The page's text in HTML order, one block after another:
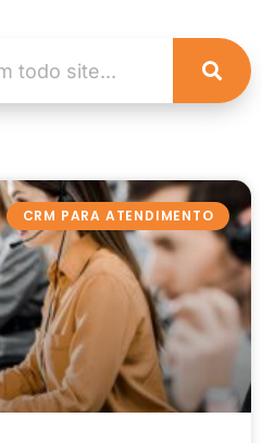
CRM PARA ATENDIMENTO